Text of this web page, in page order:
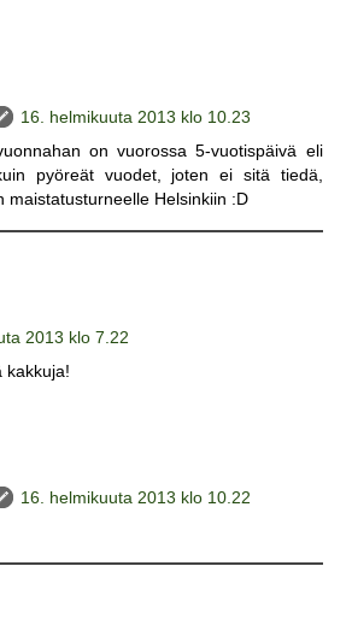
16. helmikuuta 2013 klo 10.23
on vuorossa 5-vuotispäivä eli
pyöreät vuodet, joten ei sitä tiedä,
maistatusturneelle Helsinkiin :D
2013 klo 7.22
kakkuja!
16. helmikuuta 2013 klo 10.22